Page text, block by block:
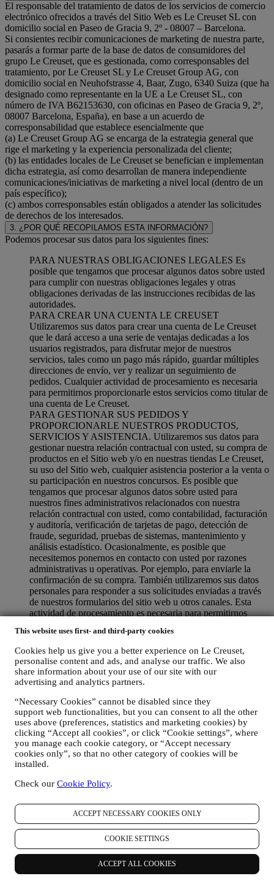
This website uses first- and third-party cookies
Cookies help us give you a better experience on Le Creuset,
personalise content and ads, and analyse our traffic. We also
share information about your use of our site with our
advertising and analytics partners.
“Necessary Cookies” cannot be disabled since they
support web functionalities, but you can consent to all the other
uses above (preferences, statistics and marketing cookies) by
clicking “Accept all cookies”, or click “Cookie settings”, where
you manage each cookie category, or “Accept necessary
cookies only”, so that no other category of cookies will be
installed.
Check our Cookie Policy.
ACCEPT NECESSARY COOKIES ONLY
COOKIE SETTINGS
ACCEPT ALL COOKIES
El responsable del tratamiento de datos de los servicios de comercio
electrónico ofrecidos a través del Sitio Web es Le Creuset SL con
domicilio social en Paseo de Gracia 9, 2º - 08007 – Barcelona.
Si consientes recibir comunicaciones de marketing de nuestra parte,
pasarás a formar parte de la base de datos de consumidores del
grupo Le Creuset, que es gestionada, como corresponsables del
tratamiento, por Le Creuset SL y Le Creuset Group AG, con
domicilio social en Neuhofstrasse 4, Baar, Zugo, 6340 Suiza (que ha
designado como representante en la UE a Le Creuset SL, con
número de IVA B62153630, con oficinas en Paseo de Gracia 9, 2º,
08007 Barcelona, España), en base a un acuerdo de
corresponsabilidad que establece esencialmente que
(a) Le Creuset Group AG se encarga de la estrategia general que
rige el marketing y la experiencia personalizada del cliente;
(b) las entidades locales de Le Creuset se benefician e implementan
dicha estrategia, así como desarrollan de manera independiente
comunicaciones/iniciativas de marketing a nivel local (dentro de un
país específico);
(c) ambos corresponsables están obligados a atender las solicitudes
de derechos de los interesados.
3. ¿POR QUÉ RECOPILAMOS ESTA INFORMACIÓN?
Podemos procesar sus datos para los siguientes fines:
PARA NUESTRAS OBLIGACIONES LEGALES Es
posible que tengamos que procesar algunos datos sobre usted
para cumplir con nuestras obligaciones legales y otras
obligaciones derivadas de las instrucciones recibidas de las
autoridades.
PARA CREAR UNA CUENTA LE CREUSET
Utilizaremos sus datos para crear una cuenta de Le Creuset
que le dará acceso a una serie de ventajas dedicadas a los
usuarios registrados, para disfrutar mejor de nuestros
servicios, tales como un pago más rápido, guardar múltiples
direcciones de envío, ver y realizar un seguimiento de
pedidos. Cualquier actividad de procesamiento es necesaria
para permitirnos proporcionarle estos servicios como titular de
una cuenta de Le Creuset.
PARA GESTIONAR SUS PEDIDOS Y
PROPORCIONARLE NUESTROS PRODUCTOS,
SERVICIOS Y ASISTENCIA. Utilizaremos sus datos para
gestionar nuestra relación contractual con usted, su compra de
productos en el Sitio web y/o en nuestras tiendas Le Creuset,
su uso del Sitio web, cualquier asistencia posterior a la venta o
su participación en nuestros concursos. Es posible que
tengamos que procesar algunos datos sobre usted para
nuestros fines administrativos relacionados con nuestra
relación contractual con usted, como contabilidad, facturación
y auditoría, verificación de tarjetas de pago, detección de
fraude, seguridad, pruebas de sistemas, mantenimiento y
análisis estadístico. Ocasionalmente, es posible que
necesitemos ponernos en contacto con usted por razones
administrativas u operativas. Por ejemplo, para enviarle la
confirmación de su compra. También utilizaremos sus datos
personales para responder a sus solicitudes enviadas a través
de nuestros formularios del sitio web u otros canales. Esta
actividad de procesamiento es necesaria para permitirnos
PARA INFORMARLE SOBRE NOTICIAS U OFERTAS
SOBRE LOS PRODUCTOS DE LE CREUSET. Si usted
ha dado su consentimiento para que lo hagamos (por ejemplo,
suscribiéndose a nuestro boletín de noticias cuando usted cree
una cuenta en el Sitio web), le enviaremos comunicaciones de
marketing personalizadas y noticias sobre iniciativas
relacionadas con Le Creuset promovidas por sus filiales del
grupo, y afiliados y socios locales, también dependiendo de
sus preferencias. Nos comunicaremos con usted por correo
electrónico, SMS o redes sociales, pero también mediante
medios automatizados. Dichas comunicaciones se
relacionarán con los productos de Le Creuset o con las nuevas
aperturas de tiendas, eventos exclusivos, concursos,
encuestas, demostraciones organizadas por Le Creuset u
ofertas especiales que le puedan gustar. Estas comunicaciones
detalles que tenemos sobre usted, como su ubicación o su
historial de compras, o las preferencias de nuestros productos.
Usaremos sus datos para comprender mejor sus intereses. Esto
nos permite personalizar nuestras comunicaciones para
hacerlas más relevantes e interesantes. No será utilizada para
otros efectos. También recopilamos estadísticas sobre la
apertura de correo electrónico y clics utilizando tecnologías